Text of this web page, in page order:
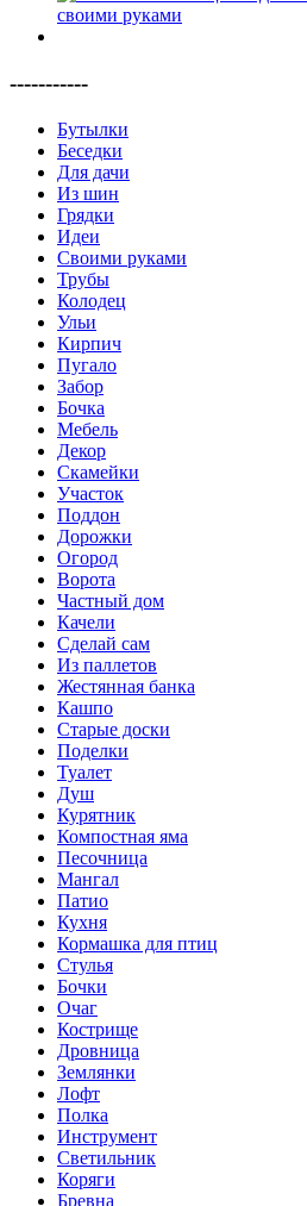
-----------
Бутылки
Беседки
Для дачи
Из шин
Грядки
Идеи
Своими руками
Трубы
Колодец
Ульи
Кирпич
Пугало
Забор
Бочка
Мебель
Декор
Скамейки
Участок
Поддон
Дорожки
Огород
Ворота
Частный дом
Качели
Сделай сам
Из паллетов
Жестянная банка
Кашпо
Старые доски
Поделки
Туалет
Душ
Курятник
Компостная яма
Песочница
Мангал
Патио
Кухня
Кормашка для птиц
Стулья
Бочки
Очаг
Кострище
Дровница
Землянки
Лофт
Полка
Инструмент
Светильник
Коряги
Бревна